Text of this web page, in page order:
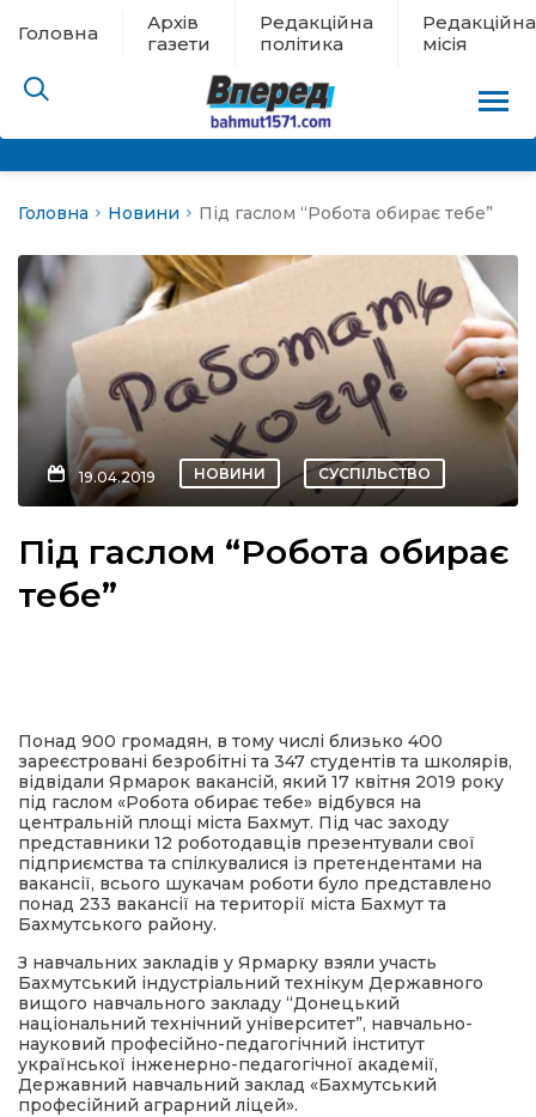
Головна
Архів
газети
Редакційна
політика
Редакційна
місія
евакуації
новини
політика
місія
Головна Новини Під гаслом “Робота обирає тебе”
19.04.2019 НОВИНИ СУСПІЛЬСТВО
Під гаслом “Робота обирає
тебе”
Понад 900 громадян, в тому числі близько 400
зареєстровані безробітні та 347 студентів та школярів,
відвідали Ярмарок вакансій, який 17 квітня 2019 року
під гаслом «Робота обирає тебе» відбувся на
центральній площі міста Бахмут. Під час заходу
представники 12 роботодавців презентували свої
підприємства та спілкувалися із претендентами на
вакансії, всього шукачам роботи було представлено
понад 233 вакансії на території міста Бахмут та
Бахмутського району.
З навчальних закладів у Ярмарку взяли участь
Бахмутський індустріальний технікум Державного
вищого навчального закладу “Донецький
національний технічний університет”, навчально-
науковий професійно-педагогічний інститут
української інженерно-педагогічної академії,
Державний навчальний заклад «Бахмутський
професійний аграрний ліцей».